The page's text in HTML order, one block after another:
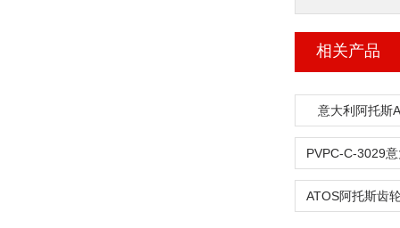
相关产品
意大利阿托斯